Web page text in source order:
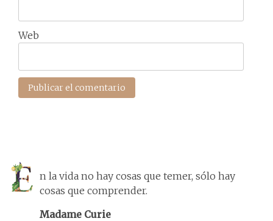
Web
n la vida no hay cosas que temer, sólo hay
cosas que comprender.
Madame Curie